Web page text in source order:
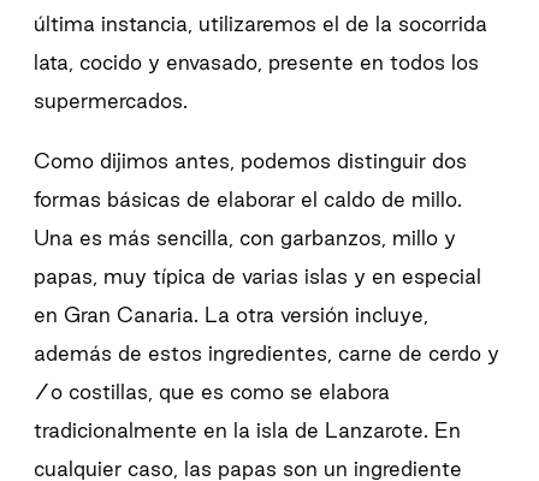
última instancia, utilizaremos el de la socorrida
lata, cocido y envasado, presente en todos los
supermercados.
Como dijimos antes, podemos distinguir dos
formas básicas de elaborar el caldo de millo.
Una es más sencilla, con garbanzos, millo y
papas, muy típica de varias islas y en especial
en Gran Canaria. La otra versión incluye,
además de estos ingredientes, carne de cerdo y
/o costillas, que es como se elabora
tradicionalmente en la isla de Lanzarote. En
cualquier caso, las papas son un ingrediente